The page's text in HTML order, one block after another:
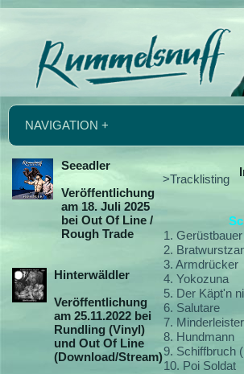
NAVIGATION +
Seeadler
Veröffentlichung
am 18. Juli 2025
bei Out Of Line /
Rough Trade
Hinterwäldler
Veröffentlichung
am 25.11.2022 bei
Rundling (Vinyl)
und Out Of Line
(Download/Stream)
>Tracklisting
1. Gerüstbauer
2.
3. Armdrücker
4. Yokozuna
5. Der Käpt'n
6. Salutare
7. Minderleister
8. Hundmann
9. Schiffbruch
10. Poi Soldat